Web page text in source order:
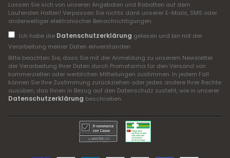
Lassen Sie sich von unseren Angeboten und Rabatten auf dem
Laufenden Halten! Verpassen Sie nichts dank unserer E-Mails, SMS oder
anderweitiger elektronischer Benachrichtigungen.
Ich habe die Datenschutzerklärung gelesen und bin mit der
Verarbeitung meiner Daten einverstanden
Bitte beachten Sie, dass Sie mit der Anmeldung zu unserem Newsletter
der Verarbeitung Ihrer Daten durch Promofarma für den Versand von
kommerziellen oder werblichen Mitteilungen zustimmen. In jedem Fall
können Sie Ihre Zustimmung zurückziehen oder jedes andere Ihrer Rechte
ausüben, das Ihnen in Bezug auf den Datenschutz zusteht, wie in unserer
Datenschutzerklärung beschrieben.